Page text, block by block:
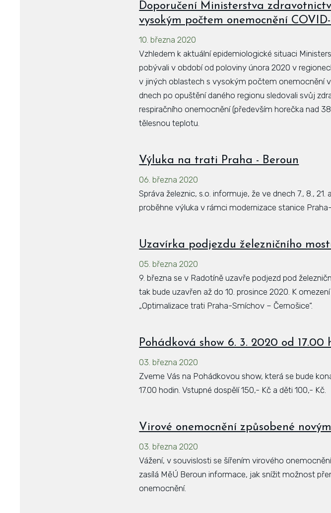
Doporučení Ministerstva
vysokým počtem onemocnění COVID-
10. března 2020
Vzhledem k aktuální epidemiologické situaci
pobývali v období od poloviny února 2020 v
v jiných oblastech s vysokým počtem onemocnění
dnech po opuštění daného regionu sledovali svůj
respiračního onemocnění (především horečka nad
tělesnou teplotu.
Výluka na trati Praha - Beroun
06. března 2020
Správa železnic, s.o. informuje, že ve dnech 7., 8.,
proběhne výluka v rámci modernizace stanice
Uzavírka podjezdu železničního
05. března 2020
9. března se v Radotíně uzavře podjezd pod
tak bude uzavřen až do 10. prosince 2020. K
„Optimalizace trati Praha-Smíchov – Černošice“.
Pohádková show 6. 3. 2020 od 17.00
03. března 2020
Zveme Vás na Pohádkovou show, která se bude
17.00 hodin. Vstupné dospělí 150,- Kč a děti 100,- Kč.
Virové onemocnění způsobené
03. března 2020
Vážení, v souvislosti se šířením virového
zasílá MěÚ Beroun informace, jak snížit možnost
onemocnění.